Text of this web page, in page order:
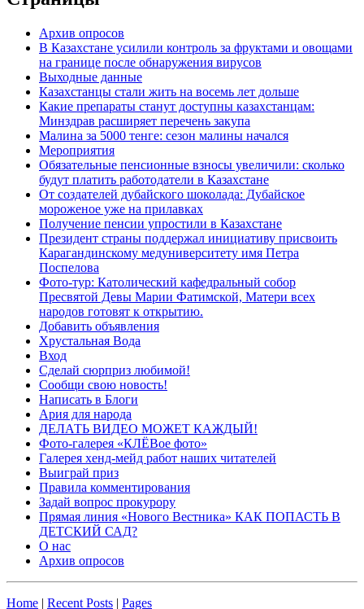
Архив опросов
В Казахстане усилили контроль за фруктами и овощами
на границе после обнаружения вирусов
Выходные данные
Казахстанцы стали жить на восемь лет дольше
Какие препараты станут доступны казахстанцам:
Минздрав расширяет перечень закупа
Малина за 5000 тенге: сезон малины начался
Мероприятия
Обязательные пенсионные взносы увеличили: сколько
будут платить работодатели в Казахстане
От создателей дубайского шоколада: Дубайское
мороженое уже на прилавках
Получение пенсии упростили в Казахстане
Президент страны поддержал инициативу присвоить
Карагандинскому медуниверситету имя Петра
Поспелова
Фото-тур: Католический кафедральный собор
Пресвятой Девы Марии Фатимской, Матери всех
народов готовят к открытию.
Добавить объявления
Хрустальная Вода
Вход
Сделай сюрприз любимой!
Сообщи свою новость!
Написать в Блоги
Ария для народа
ДЕЛАТЬ ВИДЕО МОЖЕТ КАЖДЫЙ!
Фото-галерея «КЛЁВое фото»
Галерея хенд-мейд работ наших читателей
Выиграй приз
Правила комментирования
Задай вопрос прокурору
Прямая линия «Нового Вестника» КАК ПОПАСТЬ В
ДЕТСКИЙ САД?
О нас
Архив опросов
Home | Recent Posts | Pages